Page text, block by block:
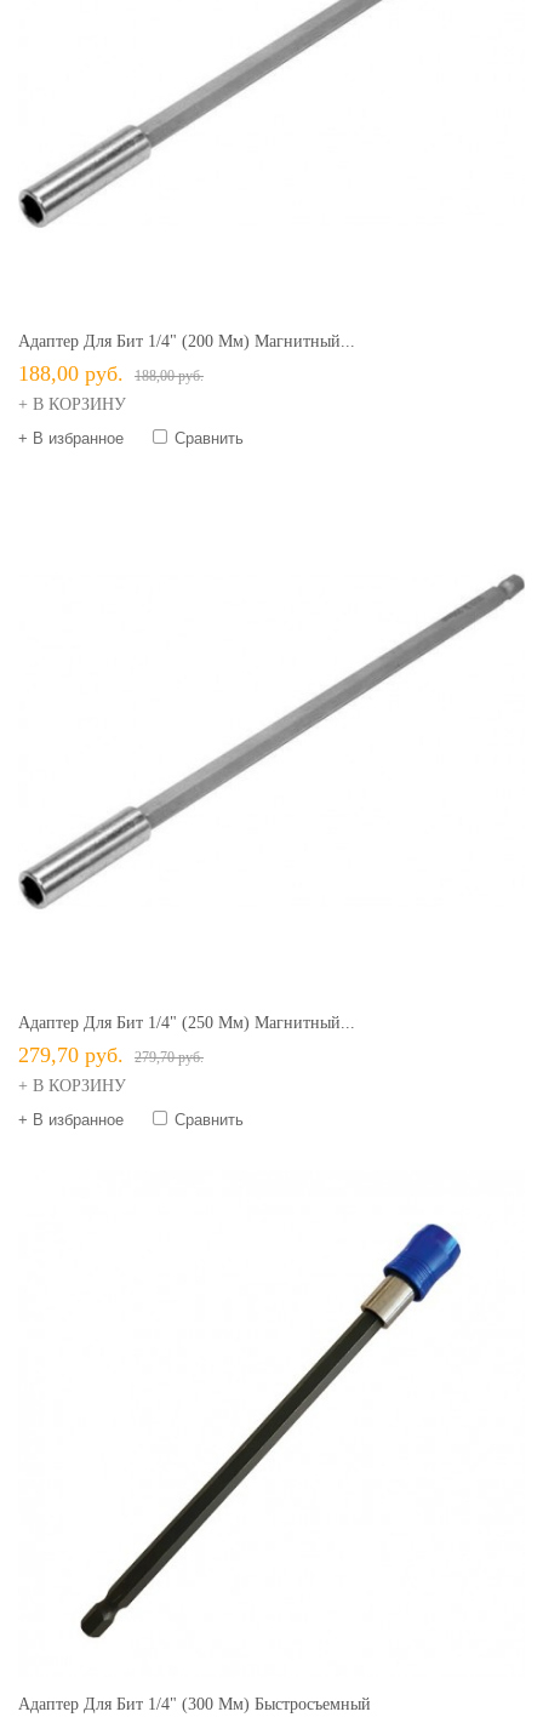
Адаптер Для Бит 1/4" (200 Мм) Магнитный...
188,00 руб. 188,00 руб.
+ В КОРЗИНУ
+ В избранное
Сравнить
Адаптер Для Бит 1/4" (250 Мм) Магнитный...
279,70 руб. 279,70 руб.
+ В КОРЗИНУ
+ В избранное
Сравнить
Адаптер Для Бит 1/4" (300 Мм) Быстросъемный